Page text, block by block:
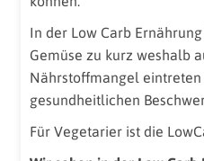
In der Low Carb
Gemüse zu kurz weshalb
Nährstoffmangel
gesundheitlichen
Für Vegetarier ist die